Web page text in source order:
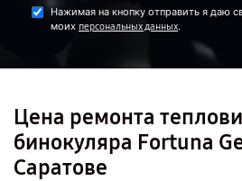
Нажимая на кнопку отправить я даю
моих персональных данных.
Цена ремонта
бинокуляра Fortuna
Саратове